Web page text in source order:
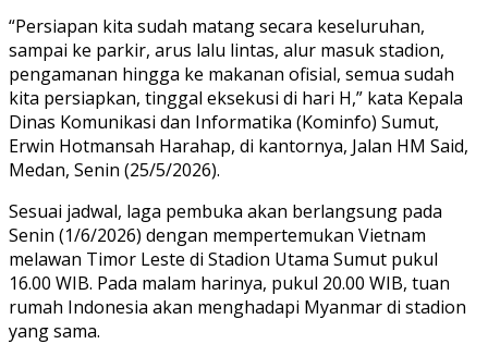
“Persiapan kita sudah matang secara keseluruhan,
sampai ke parkir, arus lalu lintas, alur masuk stadion,
pengamanan hingga ke makanan ofisial, semua sudah
kita persiapkan, tinggal eksekusi di hari H,” kata Kepala
Dinas Komunikasi dan Informatika (Kominfo) Sumut,
Erwin Hotmansah Harahap, di kantornya, Jalan HM Said,
Medan, Senin (25/5/2026).
Sesuai jadwal, laga pembuka akan berlangsung pada
Senin (1/6/2026) dengan mempertemukan Vietnam
melawan Timor Leste di Stadion Utama Sumut pukul
16.00 WIB. Pada malam harinya, pukul 20.00 WIB, tuan
rumah Indonesia akan menghadapi Myanmar di stadion
yang sama.